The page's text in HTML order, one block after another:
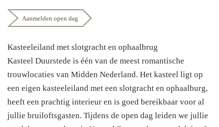
Aanmelden open dag
Kasteeleiland met slotgracht en ophaalbrug
Kasteel Duurstede is één van de meest romantische
trouwlocaties van Midden Nederland. Het kasteel ligt op
een eigen kasteeleiland met een slotgracht en ophaalburg,
heeft een prachtig interieur en is goed bereikbaar voor al
jullie bruiloftsgasten. Tijdens de open dag leiden we jullie